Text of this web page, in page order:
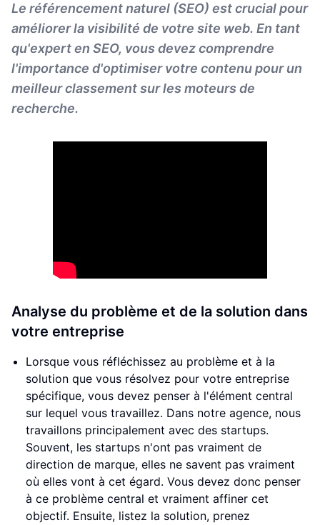
Le référencement naturel (SEO) est crucial pour
améliorer la visibilité de votre site web. En tant
qu'expert en SEO, vous devez comprendre
l'importance d'optimiser votre contenu pour un
meilleur classement sur les moteurs de
recherche.
Analyse du problème et de la solution dans
votre entreprise
Lorsque vous réfléchissez au problème et à la
solution que vous résolvez pour votre entreprise
spécifique, vous devez penser à l'élément central
sur lequel vous travaillez. Dans notre agence, nous
travaillons principalement avec des startups.
Souvent, les startups n'ont pas vraiment de
direction de marque, elles ne savent pas vraiment
où elles vont à cet égard. Vous devez donc penser
à ce problème central et vraiment affiner cet
objectif. Ensuite, listez la solution, prenez